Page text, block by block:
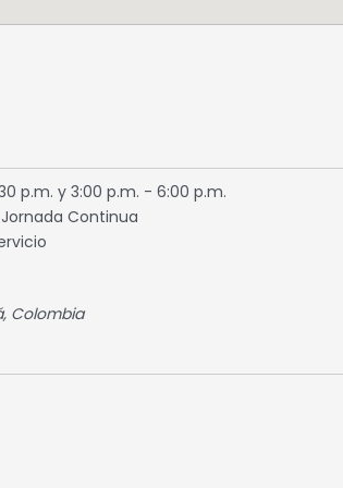
p.m. y 3:00 p.m. - 6:00 p.m.
Continua
Colombia